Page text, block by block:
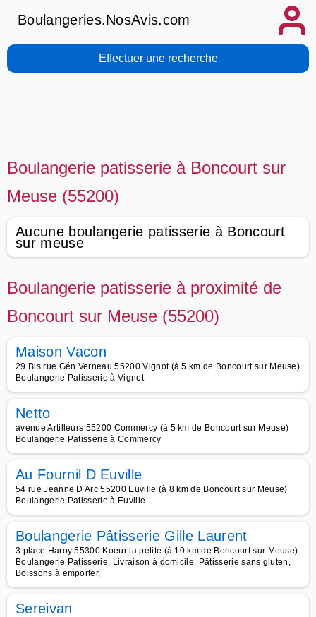
Boulangeries.NosAvis.com
Effectuer une recherche
Boulangerie patisserie à Boncourt sur
Meuse (55200)
Aucune boulangerie patisserie à Boncourt
sur meuse
Boulangerie patisserie à proximité de
Boncourt sur Meuse (55200)
Maison Vacon
29 Bis rue Gén Verneau 55200 Vignot (à 5 km de Boncourt sur Meuse)
Boulangerie Patisserie à Vignot
Netto
avenue Artilleurs 55200 Commercy (à 5 km de Boncourt sur Meuse)
Boulangerie Patisserie à Commercy
Au Fournil D Euville
54 rue Jeanne D Arc 55200 Euville (à 8 km de Boncourt sur Meuse)
Boulangerie Patisserie à Euville
Boulangerie Pâtisserie Gille Laurent
3 place Haroy 55300 Koeur la petite (à 10 km de Boncourt sur Meuse)
Boulangerie Patisserie, Livraison à domicile, Pâtisserie sans gluten,
Boissons à emporter,
Sereivan